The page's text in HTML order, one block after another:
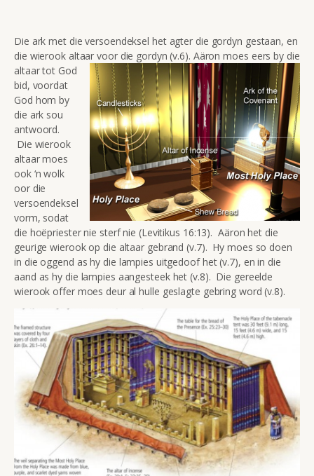
Die ark met die versoendeksel het agter die gordyn gestaan, en
die wierook altaar voor die gordyn (v.6). Aäron moes eers by die
altaar tot God
bid, voordat
God hom by
die ark sou
antwoord.
Die wierook
altaar moes
ook ‘n wolk
oor die
versoendeksel
vorm, sodat
die hoëpriester nie sterf nie (Levitikus 16:13). Aäron het die
geurige wierook op die altaar gebrand (v.7). Hy moes so doen
in die oggend as hy die lampies uitgedoof het (v.7), en in die
aand as hy die lampies aangesteek het (v.8). Die gereelde
wierook offer moes deur al hulle geslagte gebring word (v.8).